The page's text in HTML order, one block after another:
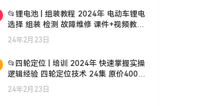
📂锂电池 | 组装教程 2024年 电动车锂电
选择 组装 检测 故障维修 课件+视频教学
35集（18G）
24年2月23日
📂四轮定位 | 培训 2024年 快速掌握实操
逻辑经验 四轮定位技术 24集 原价400
（3.5G）
24年2月23日